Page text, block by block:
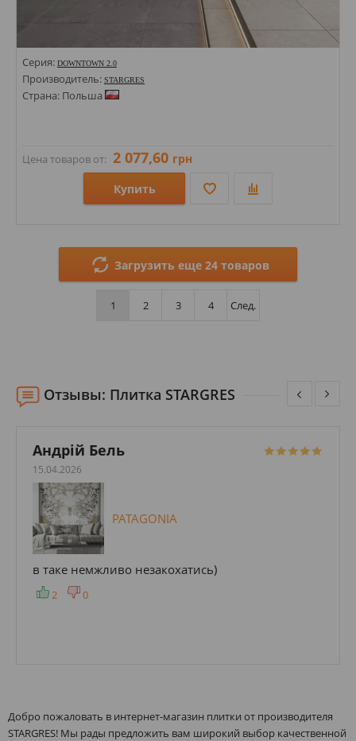
Серия: DOWNTOWN 2.0
Производитель: STARGRES
Страна: Польша
Цена товаров от: 2 077,60 грн
Купить
Стили: Под бетон; Под камень;
Загрузить еще 24 товаров
1 2 3 4 След.
Отзывы: Плитка STARGRES
Андрій Бель
15.04.2026
PATAGONIA
в таке немжливо незакохатись)
2 0
Добро пожаловать в интернет-магазин плитки от производителя
STARGRES! Мы рады предложить вам широкий выбор качественной